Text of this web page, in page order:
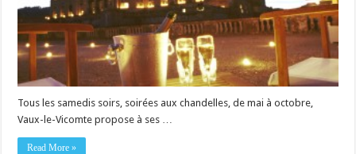
Tous les samedis soirs, soirées aux chandelles, de mai à octobre,
Vaux-le-Vicomte propose à ses …
Read More »